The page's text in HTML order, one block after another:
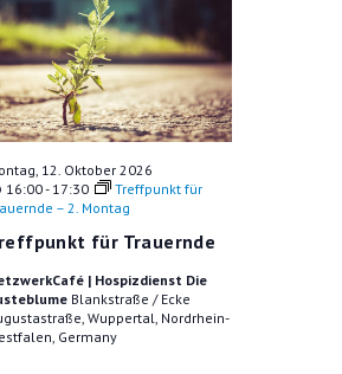
T
E
N
V
I
G
für Trauernde
12. Oktober 2026
16:00- 17:30
Treffpunkt für
– 2. Montag
| Hospizdienst Die
Blankstraße / Ecke
Wuppertal, Nordrhein-
Germany